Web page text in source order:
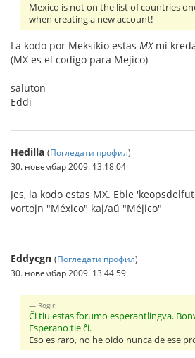
Mexico is not on the list of countries
when creating a new account!
La kodo por Meksikio estas MXmi
(MX es el codigo para Mejico)
saluton
Eddi
Hedilla (Погледати профил)
30. новембар 2009. 13.18.04
Jes, la kodo estas MX. Eble
vortojn "México" kaj/aŭ "Méjico"
Eddycgn (Погледати профил)
30. новембар 2009. 13.44.59
Rogir:
Ĉi tiu estas forumo esperantlingva.
Esperano tie ĉi.
Eso es raro, no he oido nunca de ese